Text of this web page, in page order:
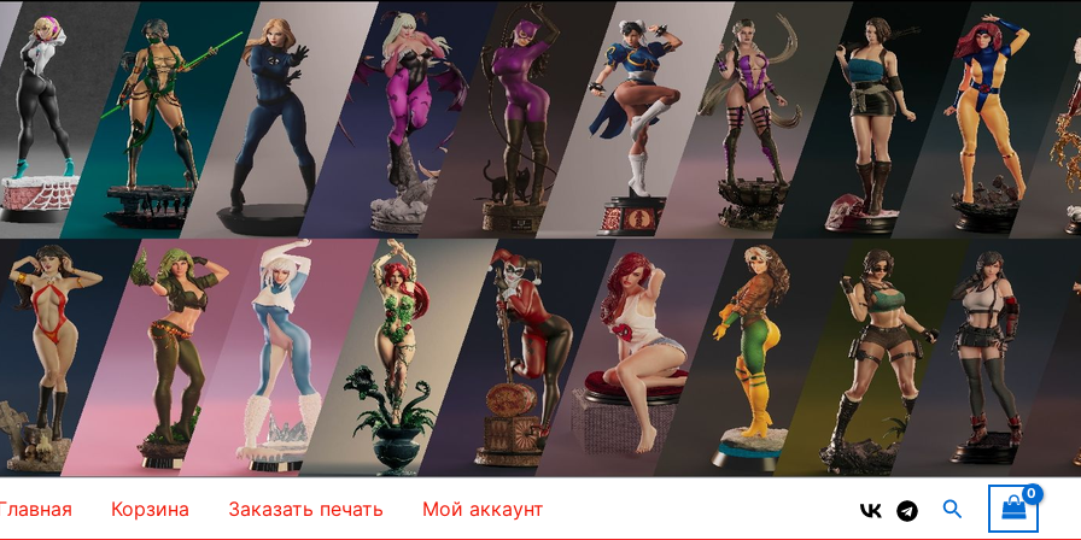
Корзина Заказать печать Мой аккаунт Поиск